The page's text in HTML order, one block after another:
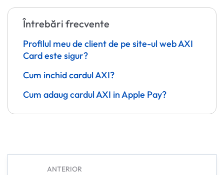
Întrebări frecvente
Profilul meu de client de pe site-ul web AXI
Card este sigur?
Cum inchid cardul AXI?
Cum adaug cardul AXI in Apple Pay?
ANTERIOR